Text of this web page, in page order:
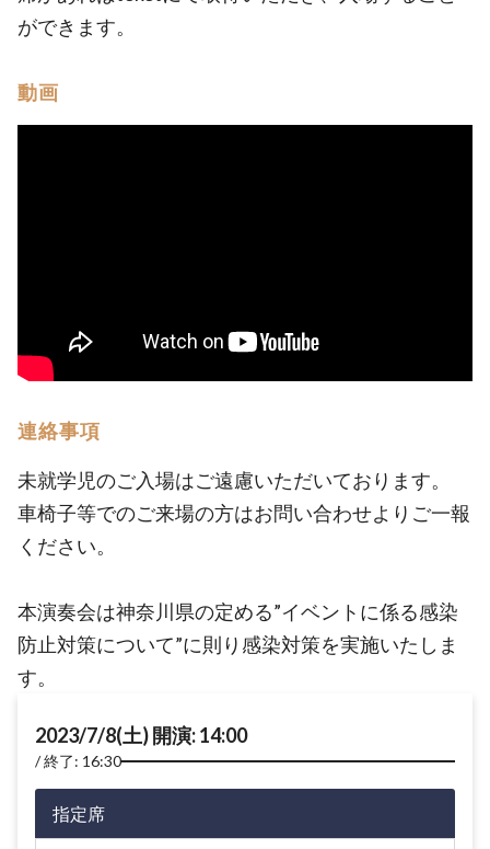
ができます。
動画
連絡事項
未就学児のご入場はご遠慮いただいております。
車椅子等でのご来場の方はお問い合わせよりご一報
ください。
本演奏会は神奈川県の定める”イベントに係る感染
防止対策について”に則り感染対策を実施いたしま
す。
2023/7/8(土) 開演: 14:00
終了: 16:30
指定席